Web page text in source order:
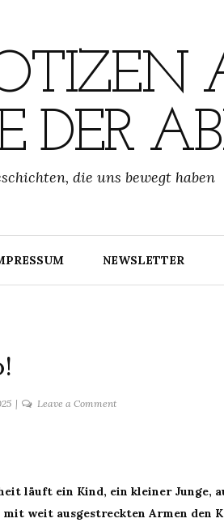
DER
die uns bewegt haben
NEWSLETTER
Leave a Commenton
läuft ein Kind, ein kleiner Junge,
weit ausgestreckten Armen den